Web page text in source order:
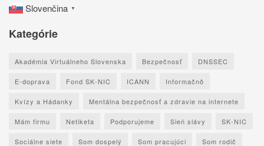
Slovenčina ▼
Kategórie
Akadémia Virtuálneho Slovenska Bezpečnosť DNSSEC
E-doprava Fond SK-NIC ICANN Informačnô
Kvízy a Hádanky Mentálna bezpečnosť a zdravie na internete
Mám firmu Netiketa Podporujeme Sieň slávy SK-NIC
Sociálne siete Som dospelý Som pracujúci Som rodič